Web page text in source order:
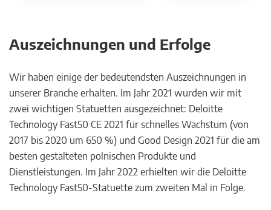
Auszeichnungen und Erfolge
Wir haben einige der bedeutendsten Auszeichnungen in
unserer Branche erhalten. Im Jahr 2021 wurden wir mit
zwei wichtigen Statuetten ausgezeichnet: Deloitte
Technology Fast50 CE 2021 für schnelles Wachstum (von
2017 bis 2020 um 650 %) und Good Design 2021 für die am
besten gestalteten polnischen Produkte und
Dienstleistungen. Im Jahr 2022 erhielten wir die Deloitte
Technology Fast50-Statuette zum zweiten Mal in Folge.